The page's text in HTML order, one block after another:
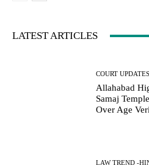
LATEST ARTICLES
COURT UPDATES
Allahabad
Samaj
Over Age
LAW TREND -